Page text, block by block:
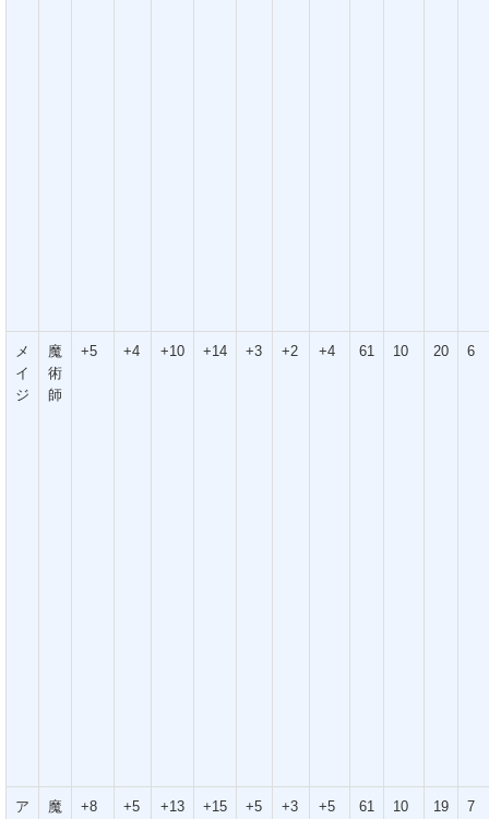
メ
イ
ジ
魔
術
師
+5 +4 +10 +14 +3 +2 +4 61 10 20 6
ア
魔
+8 +5 +13 +15 +5 +3 +5 61 10 19 7